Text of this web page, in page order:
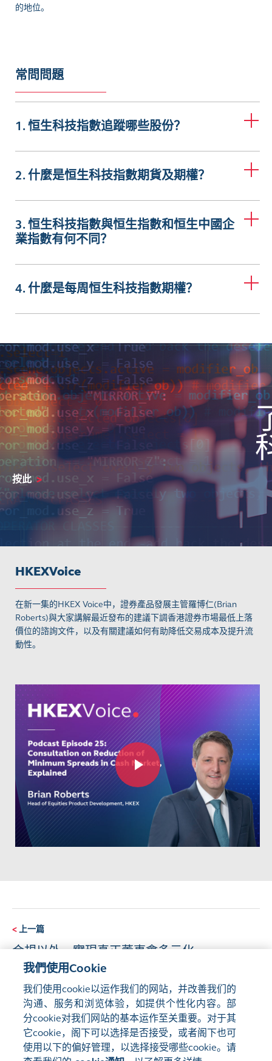
的地位。
常問問題
1. 恒生科技指數追蹤哪些股份？
2. 什麼是恒生科技指數期貨及期權？
3. 恒生科技指數與恒生指數和恒生中國企
業指數有何不同？
4. 什麼是每周恒生科技指數期權？
按此>
HKEXVoice
在新一集的HKEX Voice中，證券產品發展主管羅博仁(Brian
Roberts)與大家講解最近發布的建議下調香港證券市場最低上落
價位的諮詢文件，以及有關建議如何有助降低交易成本及提升流
動性。
<上一篇
合規以外，實現真正董事會多元化
下一篇
短期期權 — 充滿潛力的衍生產品類別
我們使用Cookie
我们使用cookie以运作我们的网站，并改善我们的
沟通、服务和浏览体验，如提供个性化内容。部
分cookie对我们网站的基本运作至关重要。对于其
它cookie，阁下可以选择是否接受，或者阁下也可
使用以下的偏好管理，以选择接受哪些cookie。请